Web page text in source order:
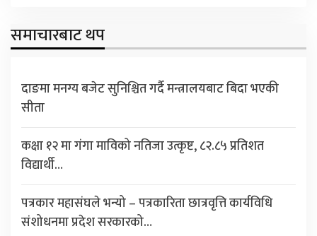
समाचारबाट थप
दाङमा मनग्य बजेट सुनिश्चित गर्दै मन्त्रालयबाट बिदा भएकी
सीता
कक्षा १२ मा गंगा माविको नतिजा उत्कृष्ट, ८२.८५ प्रतिशत
विद्यार्थी…
पत्रकार महासंघले भन्यो – पत्रकारिता छात्रवृत्ति कार्यविधि
संशोधनमा प्रदेश सरकारको…